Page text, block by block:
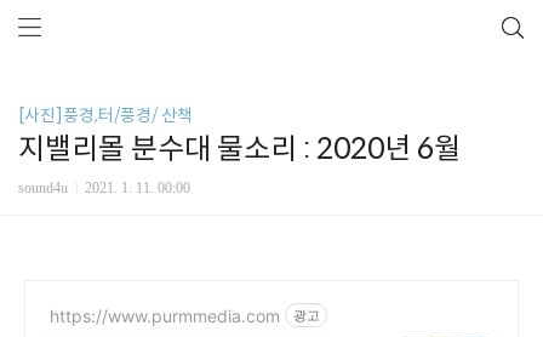
[사진]풍경,터/풍경/ 산책
지밸리몰 분수대 물소리 : 2020년 6월
sound4u 2021. 1. 11. 00:00
https://www.purmmedia.com 광고